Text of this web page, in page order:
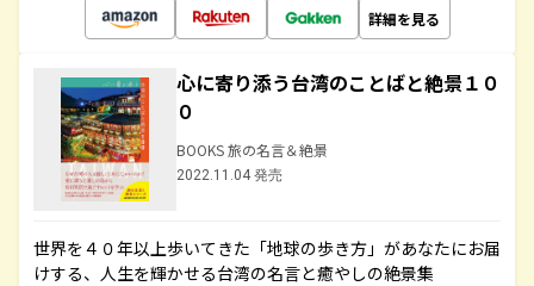
詳細を見る
心に寄り添う台湾のことばと絶景１０
０
BOOKS 旅の名言＆絶景
2022.11.04 発売
世界を４０年以上歩いてきた「地球の歩き方」があなたにお届
けする、人生を輝かせる台湾の名言と癒やしの絶景集